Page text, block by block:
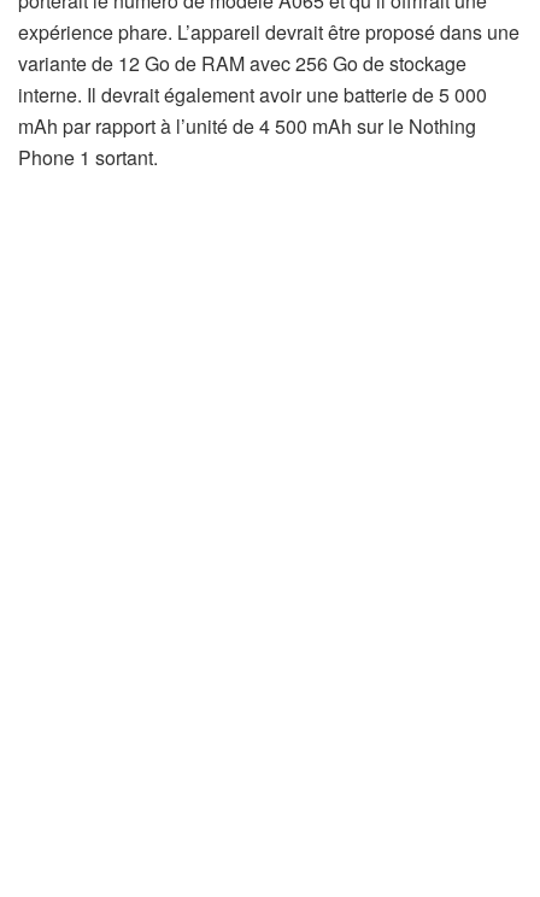
expérience phare. L’appareil devrait être proposé dans une
variante de 12 Go de RAM avec 256 Go de stockage
interne. Il devrait également avoir une batterie de 5 000
mAh par rapport à l’unité de 4 500 mAh sur le Nothing
Phone 1 sortant.